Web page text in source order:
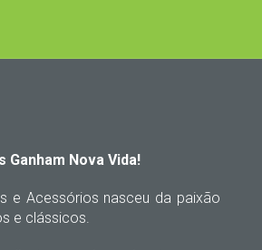
Ganham Nova Vida!
e Acessórios nasceu da paixão
e clássicos.